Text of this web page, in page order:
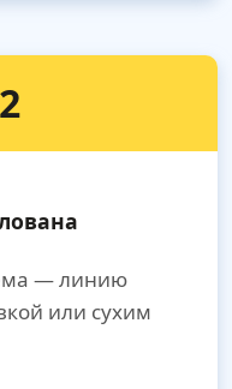
— линию
или сухим